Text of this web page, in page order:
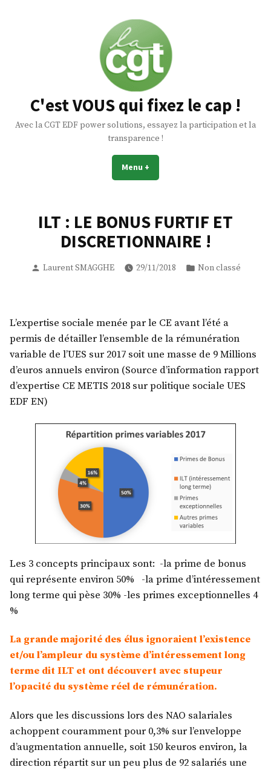
C'est VOUS qui fixez le cap !
Avec la CGT EDF power solutions, essayez la participation et la
transparence !
Menu +
ILT : LE BONUS FURTIF ET
DISCRETIONNAIRE !
Posted
Laurent SMAGGHE 29/11/2018
Posted
Non classé
L’expertise sociale menée par le CE avant l’été a
permis de détailler l’ensemble de la rémunération
variable de l’UES sur 2017 soit une masse de 9 Millions
d’euros annuels environ (Source d’information rapport
d’expertise CE METIS 2018 sur politique sociale UES
EDF EN)
Les 3 concepts principaux sont: -la prime de bonus
qui représente environ 50% -la prime d’intéressement
long terme qui pèse 30% -les primes exceptionnelles 4
%
La grande majorité des élus ignoraient l’existence
et/ou l’ampleur du système d’intéressement long
terme dit ILT et ont découvert avec stupeur
l’opacité du système réel de rémunération.
Alors que les discussions lors des NAO salariales
achoppent couramment pour 0,3% sur l’enveloppe
d’augmentation annuelle, soit 150 keuros environ, la
direction répartit sur un peu plus de 92 salariés une